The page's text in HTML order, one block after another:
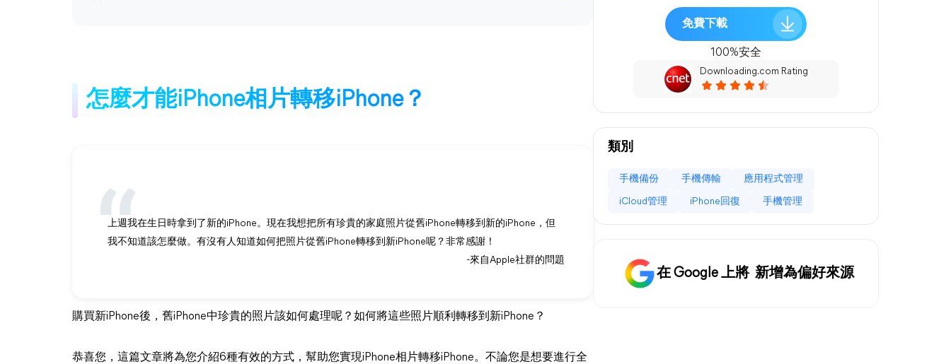
怎麼才能iPhone相片轉移iPhone？
上週我在生日時拿到了新的iPhone。現在我想把所有珍貴的家庭照片從舊iPhone轉移到新的iPhone，但
我不知道該怎麼做。有沒有人知道如何把照片從舊iPhone轉移到新iPhone呢？非常感謝！
-來自Apple社群的問題
購買新iPhone後，舊iPhone中珍貴的照片該如何處理呢？如何將這些照片順利轉移到新iPhone？
恭喜您，這篇文章將為您介紹6種有效的方式，幫助您實現iPhone相片轉移iPhone。不論您是想要進行全
免費下載
100%安全
Downloading.com Rating
類別
手機備份 手機傳輸 應用程式管理
iCloud管理 iPhone回復 手機管理
在 Google 上將 新增為偏好來源